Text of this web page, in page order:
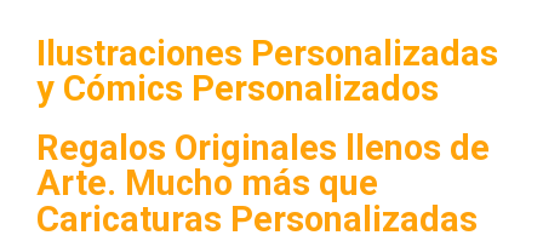
Ilustraciones Personalizadas
y Cómics Personalizados
Regalos Originales llenos de
Arte. Mucho más que
Caricaturas Personalizadas